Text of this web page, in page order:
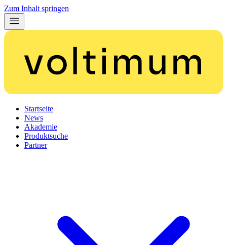
Zum Inhalt springen
Startseite
News
Akademie
Produktsuche
Partner